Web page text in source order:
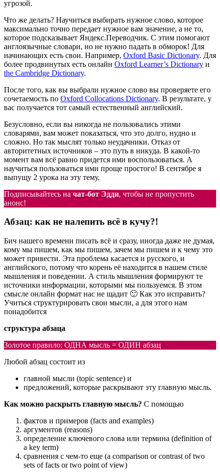
угрозой.
Что же делать? Научиться выбирать нужное слово, которое
максимально точно передает нужное вам значение, а не то,
которое подсказывает Яндекс.Переводчик. С этим помогают
англоязычные словари, но не нужно падать в обморок! Для
начинающих есть свои. Например, Oxford Basic Dictionary. Для
более продвинутых есть онлайн Oxford Learner’s Dictionary и
the Cambridge Dictionary.
После того, как вы выбрали нужное слово вы проверяете его
сочетаемость по Oxford Collocations Dictionary. В результате, у
вас получается тот самый естественный английский.
Безусловно, если вы никогда не пользовались этими
словарями, вам может показаться, что это долго, нудно и
сложно. Но так мыслят только неудачники. Отказ от
авторитетных источников – это путь в никуда. В какой-то
момент вам всё равно придется ими воспользоваться. А
научиться пользоваться ими проще простого! В сентябре я
выпущу 2 урока на эту тему.
Подписывайтесь на чат-бот Эдди, чтобы не пропустить
анонс!
Абзац: как не налепить всё в кучу?!
Бич нашего времени писать всё и сразу, иногда даже не думая,
кому мы пишем, как мы пишем, зачем мы пишем и к чему это
может привести. Эта проблема касается и русского, и
английского, потому что корень её находится в нашем стиле
мышления и поведении. А стиль мышления формируют те
источники информации, которыми мы пользуемся. В этом
смысле онлайн формат нас не щадит 🙂 Как это исправить?
Учиться структурировать свои мысли, а для этого нам
понадобится
структура абзаца
Золотое правило: ОДНА мысль = ОДИН абзац
Любой абзац состоит из
главной мысли (topic sentence) и
предложений, которые раскрывают эту главную мысль.
Как можно раскрыть главную мысль? С помощью
фактов и примеров (facts and examples)
аргументов (reasons)
определение ключевого слова или термина (definition of
a key term)
сравнения с чем-то еще (a comparison or contrast of two
sets of facts or two point of view)